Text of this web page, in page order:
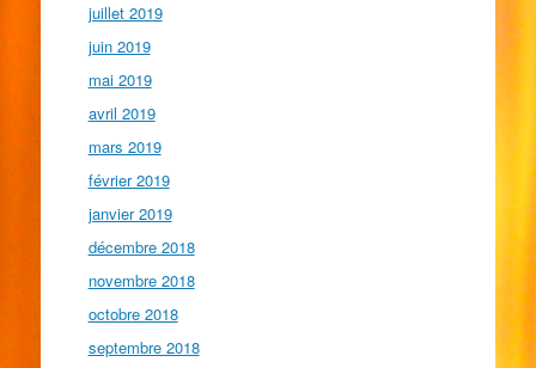
juillet 2019
juin 2019
mai 2019
avril 2019
mars 2019
février 2019
janvier 2019
décembre 2018
novembre 2018
octobre 2018
septembre 2018